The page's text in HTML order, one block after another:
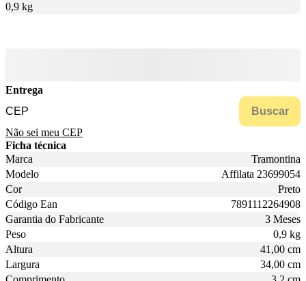
0,9 kg
Entrega
Buscar
Não sei meu CEP
Ficha técnica
Marca
Tramontina
Modelo
Affilata 23699054
Cor
Preto
Código Ean
7891112264908
Garantia do Fabricante
3 Meses
Peso
0,9 kg
Altura
41,00 cm
Largura
34,00 cm